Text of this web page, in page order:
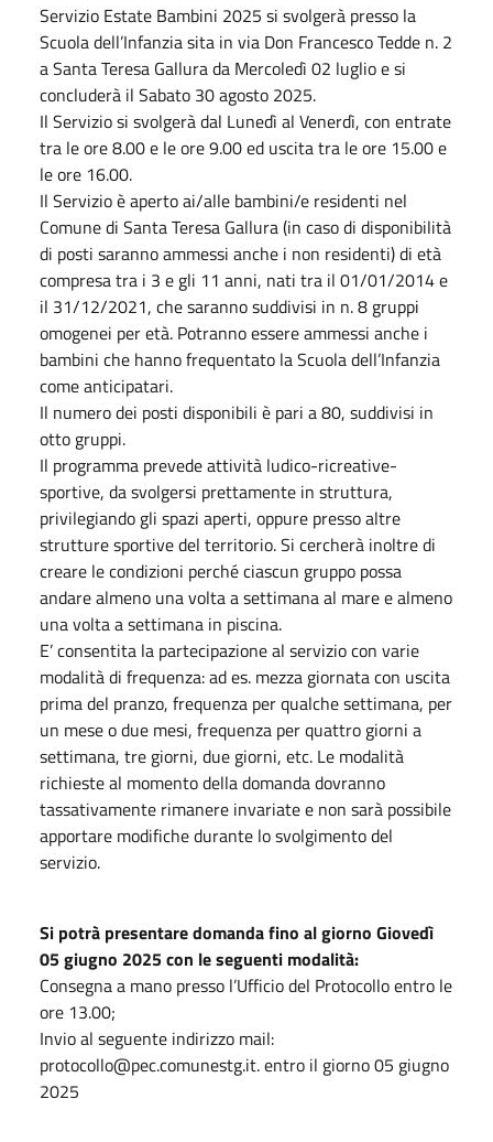
Servizio Estate Bambini 2025 si svolgerà presso la
Scuola dell’Infanzia sita in via Don Francesco Tedde n. 2
a Santa Teresa Gallura da Mercoledì 02 luglio e si
concluderà il Sabato 30 agosto 2025.
Il Servizio si svolgerà dal Lunedì al Venerdì, con entrate
tra le ore 8.00 e le ore 9.00 ed uscita tra le ore 15.00 e
le ore 16.00.
Il Servizio è aperto ai/alle bambini/e residenti nel
Comune di Santa Teresa Gallura (in caso di disponibilità
di posti saranno ammessi anche i non residenti) di età
compresa tra i 3 e gli 11 anni, nati tra il 01/01/2014 e
il 31/12/2021, che saranno suddivisi in n. 8 gruppi
omogenei per età. Potranno essere ammessi anche i
bambini che hanno frequentato la Scuola dell’Infanzia
come anticipatari.
Il numero dei posti disponibili è pari a 80, suddivisi in
otto gruppi.
Il programma prevede attività ludico-ricreative-
sportive, da svolgersi prettamente in struttura,
privilegiando gli spazi aperti, oppure presso altre
strutture sportive del territorio. Si cercherà inoltre di
creare le condizioni perché ciascun gruppo possa
andare almeno una volta a settimana al mare e almeno
una volta a settimana in piscina.
E’ consentita la partecipazione al servizio con varie
modalità di frequenza: ad es. mezza giornata con uscita
prima del pranzo, frequenza per qualche settimana, per
un mese o due mesi, frequenza per quattro giorni a
settimana, tre giorni, due giorni, etc. Le modalità
richieste al momento della domanda dovranno
tassativamente rimanere invariate e non sarà possibile
apportare modifiche durante lo svolgimento del
servizio.
Si potrà presentare domanda fino al giorno Giovedì
05 giugno 2025 con le seguenti modalità:
Consegna a mano presso l’Ufficio del Protocollo entro le
ore 13.00;
Invio al seguente indirizzo mail:
protocollo@pec.comunestg.it. entro il giorno 05 giugno
2025